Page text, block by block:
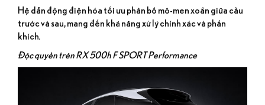
Hệ dẫn động điện hóa tối ưu phân bổ mô-men xoắn giữa cầu
trước và sau, mang đến khả năng xử lý chính xác và phấn
khích.
Độc quyền trên RX 500h F SPORT Performance